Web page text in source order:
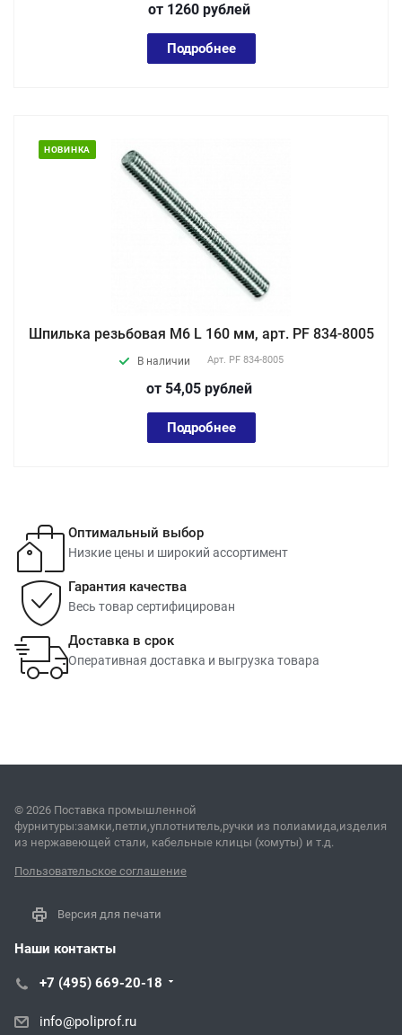
от 1260 рублей
Подробнее
НОВИНКА
Шпилька резьбовая М6 L 160 мм, арт. PF 834-8005
В наличии Арт. PF 834-8005
от 54,05 рублей
Подробнее
Оптимальный выбор
Низкие цены и широкий ассортимент
Гарантия качества
Весь товар сертифицирован
Доставка в срок
Оперативная доставка и выгрузка товара
© 2026 Поставка промышленной
фурнитуры:замки,петли,уплотнитель,ручки из полиамида,изделия
из нержавеющей стали, кабельные клицы (хомуты) и т.д.
Пользовательское соглашение
Версия для печати
Наши контакты
+7 (495) 669-20-18
info@poliprof.ru